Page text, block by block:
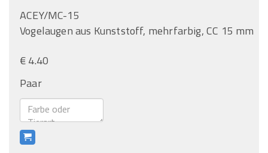
ACEY/MC-15
Vogelaugen aus Kunststoff, mehrfarbig, CC 15 mm
€ 4.40
Paar